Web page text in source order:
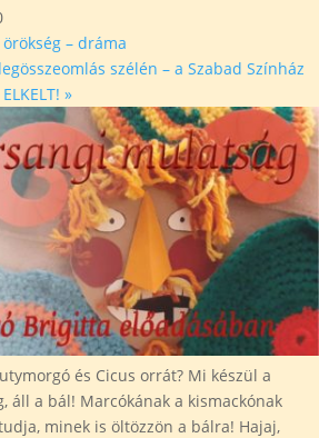
– dráma
szélén – a Szabad Színház
»
és Cicus orrát? Mi készül a
áll a bál! Marcókának a kismackónak
minek is öltözzön a bálra! Hajaj,